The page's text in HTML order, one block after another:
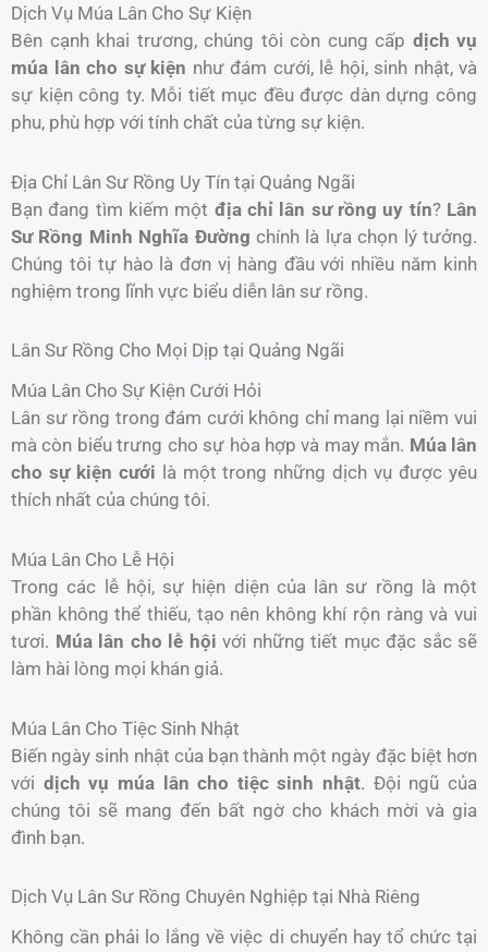
Dịch Vụ Múa Lân Cho Sự Kiện
Bên cạnh khai trương, chúng tôi còn cung cấp dịch vụ
múa lân cho sự kiện như đám cưới, lễ hội, sinh nhật, và
sự kiện công ty. Mỗi tiết mục đều được dàn dựng công
phu, phù hợp với tính chất của từng sự kiện.
Địa Chỉ Lân Sư Rồng Uy Tín tại Quảng Ngãi
Bạn đang tìm kiếm một địa chỉ lân sư rồng uy tín? Lân
Sư Rồng Minh Nghĩa Đường chính là lựa chọn lý tưởng.
Chúng tôi tự hào là đơn vị hàng đầu với nhiều năm kinh
nghiệm trong lĩnh vực biểu diễn lân sư rồng.
Lân Sư Rồng Cho Mọi Dịp tại Quảng Ngãi
Múa Lân Cho Sự Kiện Cưới Hỏi
Lân sư rồng trong đám cưới không chỉ mang lại niềm vui
mà còn biểu trưng cho sự hòa hợp và may mắn. Múa lân
cho sự kiện cưới là một trong những dịch vụ được yêu
thích nhất của chúng tôi.
Múa Lân Cho Lễ Hội
Trong các lễ hội, sự hiện diện của lân sư rồng là một
phần không thể thiếu, tạo nên không khí rộn ràng và vui
tươi. Múa lân cho lễ hội với những tiết mục đặc sắc sẽ
làm hài lòng mọi khán giả.
Múa Lân Cho Tiệc Sinh Nhật
Biến ngày sinh nhật của bạn thành một ngày đặc biệt hơn
với dịch vụ múa lân cho tiệc sinh nhật. Đội ngũ của
chúng tôi sẽ mang đến bất ngờ cho khách mời và gia
đình bạn.
Dịch Vụ Lân Sư Rồng Chuyên Nghiệp tại Nhà Riêng
Không cần phải lo lắng về việc di chuyển hay tổ chức tại